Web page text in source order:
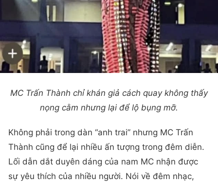
MC Trấn Thành chỉ khán giả cách quay không thấy
nọng cằm nhưng lại để lộ bụng mỡ.
Không phải trong dàn “anh trai” nhưng MC Trấn
Thành cũng để lại nhiều ấn tượng trong đêm diễn.
Lối dẫn dắt duyên dáng của nam MC nhận được
sự yêu thích của nhiều người. Nói về đêm nhạc,